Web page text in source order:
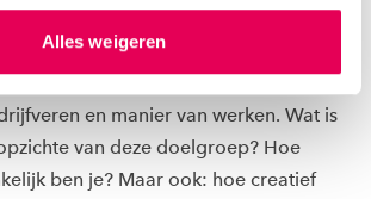
. Via ‘Zelf instellen’ kun je ook zelf
we plaatsen. Je kunt je
wijzigen of intrekken via
Alles weigeren
van professionals ook dat ze hun
"Inderdaad, je moet
reflecteren op je eigen
en manier van werken. Wat is
van deze doelgroep? Hoe
ben je? Maar ook: hoe creatief